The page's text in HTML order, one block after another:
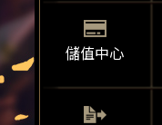
儲值中心